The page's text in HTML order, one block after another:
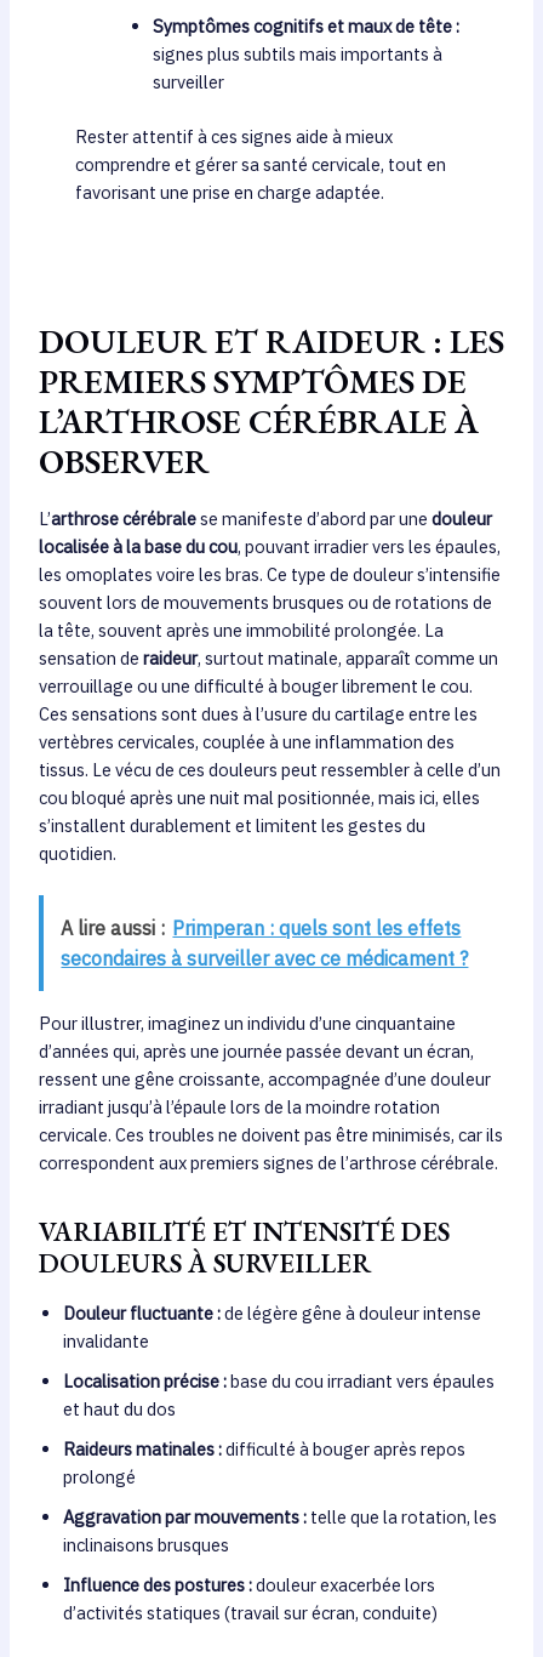
Symptômes cognitifs et maux de tête :
signes plus subtils mais importants à
surveiller
Rester attentif à ces signes aide à mieux
comprendre et gérer sa santé cervicale, tout en
favorisant une prise en charge adaptée.
DOULEUR ET RAIDEUR : LES
PREMIERS SYMPTÔMES DE
L’ARTHROSE CÉRÉBRALE À
OBSERVER
L’arthrose cérébralese manifeste d’abord par une douleur
localisée à la base du cou, pouvant irradier vers les épaules,
les omoplates voire les bras. Ce type de douleur s’intensifie
souvent lors de mouvements brusques ou de rotations de
la tête, souvent après une immobilité prolongée. La
sensation de raideur, surtout matinale, apparaît comme un
verrouillage ou une difficulté à bouger librement le cou.
Ces sensations sont dues à l’usure du cartilage entre les
vertèbres cervicales, couplée à une inflammation des
tissus. Le vécu de ces douleurs peut ressembler à celle d’un
cou bloqué après une nuit mal positionnée, mais ici, elles
s’installent durablement et limitent les gestes du
quotidien.
A lire aussi : Primperan : quels sont les effets
secondaires à surveiller avec ce médicament ?
Pour illustrer, imaginez un individu d’une cinquantaine
d’années qui, après une journée passée devant un écran,
ressent une gêne croissante, accompagnée d’une douleur
irradiant jusqu’à l’épaule lors de la moindre rotation
cervicale. Ces troubles ne doivent pas être minimisés, car ils
correspondent aux premiers signes de l’arthrose cérébrale.
VARIABILITÉ ET INTENSITÉ DES
DOULEURS À SURVEILLER
Douleur fluctuante :de légère gêne à douleur intense
invalidante
Localisation précise :base du cou irradiant vers épaules
et haut du dos
Raideurs matinales :difficulté à bouger après repos
prolongé
Aggravation par mouvements :telle que la rotation, les
inclinaisons brusques
Influence des postures :douleur exacerbée lors
d’activités statiques (travail sur écran, conduite)